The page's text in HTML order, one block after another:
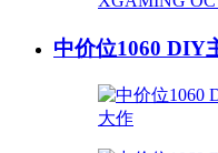
中价位1060 DIY